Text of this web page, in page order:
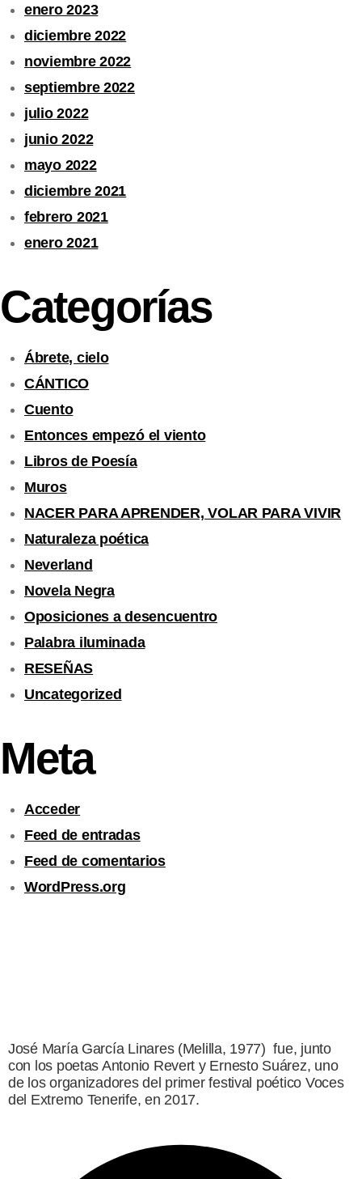
enero 2023
diciembre 2022
noviembre 2022
septiembre 2022
julio 2022
junio 2022
mayo 2022
diciembre 2021
febrero 2021
enero 2021
Categorías
Ábrete, cielo
CÁNTICO
Cuento
Entonces empezó el viento
Libros de Poesía
Muros
NACER PARA APRENDER, VOLAR PARA VIVIR
Naturaleza poética
Neverland
Novela Negra
Oposiciones a desencuentro
Palabra iluminada
RESEÑAS
Uncategorized
Meta
Acceder
Feed de entradas
Feed de comentarios
WordPress.org
José María García Linares (Melilla, 1977) fue, junto
con los poetas Antonio Revert y Ernesto Suárez, uno
de los organizadores del primer festival poético Voces
del Extremo Tenerife, en 2017.